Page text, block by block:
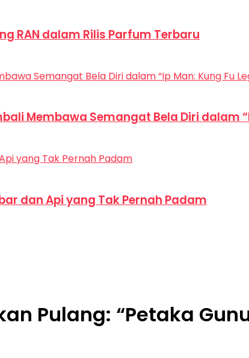
RAN dalam Rilis Parfum Terbaru
Membawa Semangat Bela Diri dalam
dan Api yang Tak Pernah Padam
Pulang: “Petaka